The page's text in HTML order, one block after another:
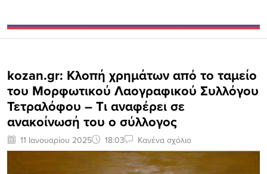
kozan.gr: Kλοπή χρημάτων από το ταμείο
του Μορφωτικού Λαογραφικού Συλλόγου
Τετραλόφου – Tι αναφέρει σε
ανακοίνωσή του ο σύλλογος
11 Ιανουαρίου 2025 18:03 Κανένα σχόλιο